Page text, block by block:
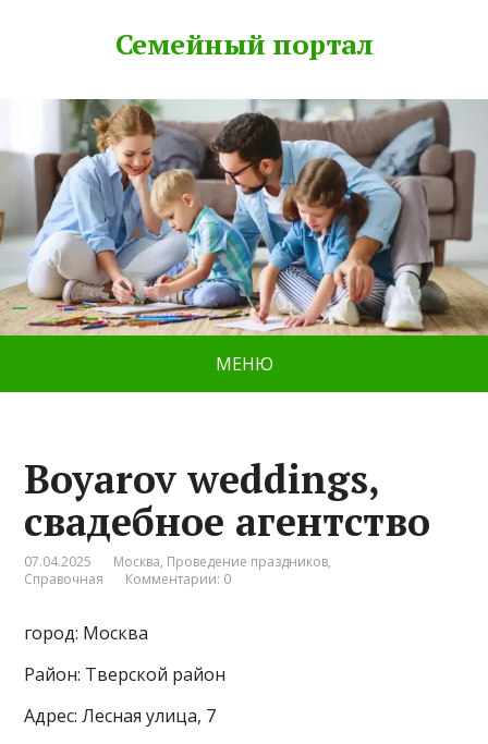
Семейный портал
МЕНЮ
Boyarov weddings,
свадебное агентство
07.04.2025 Москва, Проведение праздников,
Справочная
Комментарии: 0
город: Москва
Район: Тверской район
Адрес: Лесная улица, 7